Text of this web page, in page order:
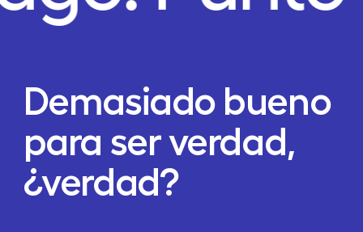
Demasiado bueno
para ser verdad,
¿verdad?